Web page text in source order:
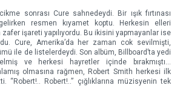
sonrası Cure sahnedeydi. Bir ışık fırtınası
resmen kıyamet koptu. Herkesin elleri
zafer işareti yapılıyordu. Bu ikisini yapmayanlar ise
Cure, Amerika’da her zaman cok sevilmişti,
ile de listelerdeydi. Son albüm, Billboard’ta yedi
ve herkesi hayretler içinde bırakmıştı…
olmasına rağmen, Robert Smith herkesi ilk
“Robert!.. Robert!..” çığlıklarına müzisyenin tek